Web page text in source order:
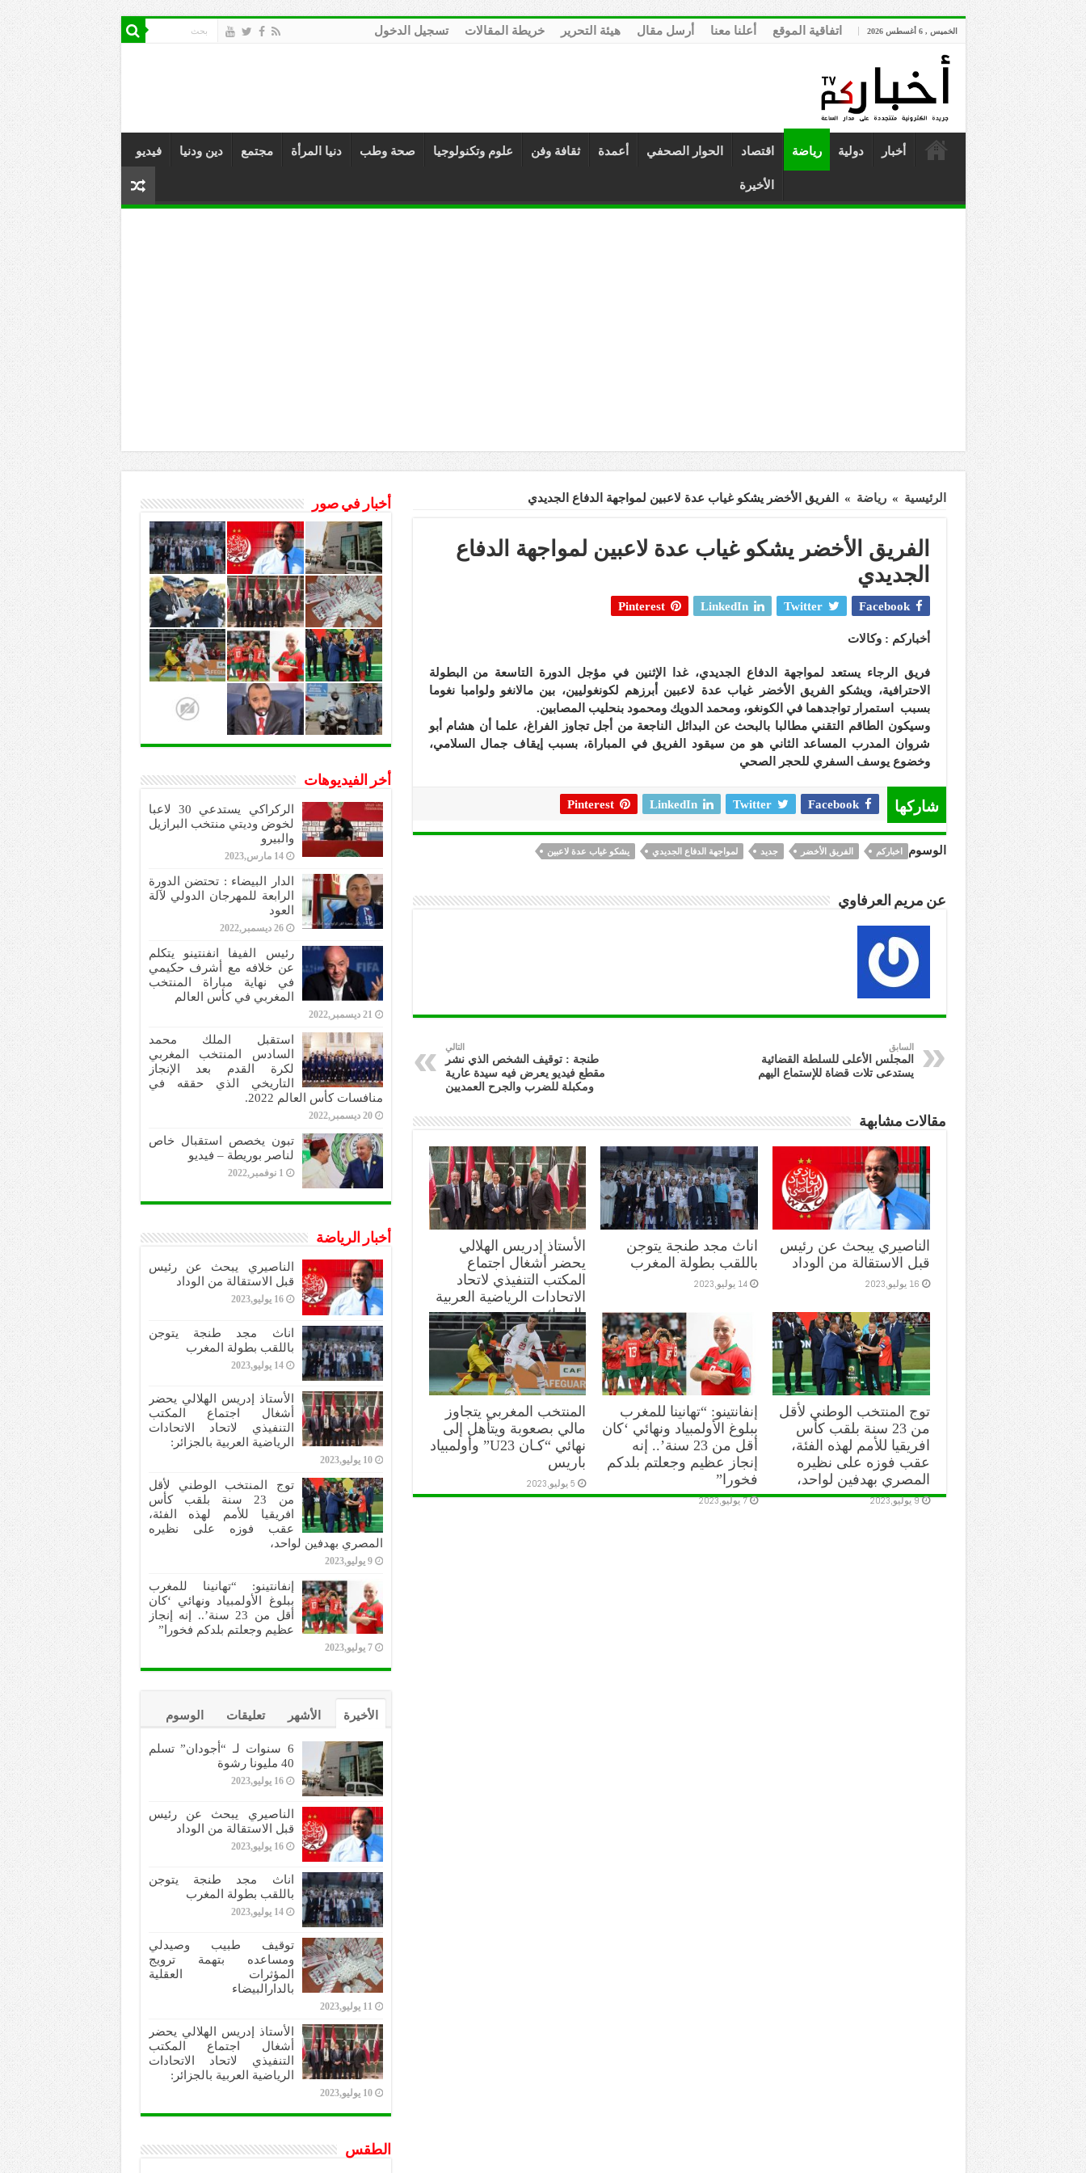
الخميس , 6 أغسطس 2026 اتفاقية الموقع أعلنا معنا أرسل مقال هيئة التحرير خريطة المقالات تسجيل الدخول
أخبار دولية رياضة اقتصاد الحوار الصحفي أعمدة ثقافة وفن علوم وتكنولوجيا صحة وطب دنيا المرأة مجتمع دين ودنيا فيديو
الأخيرة
الرئيسية » رياضة » الفريق الأخضر يشكو غياب عدة لاعبين لمواجهة الدفاع الجديدي
الفريق الأخضر يشكو غياب عدة لاعبين لمواجهة الدفاع
الجديدي
Facebook
Twitter
LinkedIn
Pinterest
أخباركم : وكالات
فريق الرجاء يستعد لمواجهة الدفاع الجديدي، غدا الإثنين في مؤجل الدورة التاسعة من البطولة
الاحترافية، ويشكو الفريق الأخضر غياب عدة لاعبين أبرزهم لكونغوليين، بين مالانغو ولوامبا نغوما
بسبب استمرار تواجدهما في الكونغو، ومحمد الدويك ومحمود بنحليب المصابين.
وسيكون الطاقم التقني مطالبا بالبحث عن البدائل الناجعة من أجل تجاوز الفراغ، علما أن هشام أبو
شروان المدرب المساعد الثاني هو من سيقود الفريق في المباراة، بسبب إيقاف جمال السلامي،
وخضوع يوسف السفري للحجر الصحي
شاركها Facebook
Twitter
LinkedIn
Pinterest
الوسوم اخباركم الفريق الأخضر جديد لمواجهة الدفاع الجديدي يشكو غياب عدة لاعبين
عن مريم العرفاوي
السابق
المجلس الأعلى للسلطة القضائية
يستدعى تلات قضاة للإستماع اليهم
التالي
طنجة : توقيف الشخص الذي نشر
مقطع فيديو يعرض فيه سيدة عارية
ومكبلة للضرب والجرح العمديين
مقالات مشابهة
الناصيري يبحث عن رئيس
قبل الاستقالة من الوداد
16 يوليو,2023
اناث مجد طنجة يتوجن
باللقب بطولة المغرب
14 يوليو,2023
الأستاذ إدريس الهلالي
يحضر أشغال اجتماع
المكتب التنفيذي لاتحاد
الاتحادات الرياضية العربية
بالجزائر:
10 يوليو,2023
توج المنتخب الوطني لأقل
من 23 سنة بلقب كأس
افريقيا للأمم لهذه الفئة،
عقب فوزه على نظيره
المصري بهدفين لواحد،
9 يوليو,2023
إنفانتينو: “تهانينا للمغرب
ببلوغ الأولمبياد ونهائي ‘كان
أقل من 23 سنة’.. إنه
إنجاز عظيم وجعلتم بلدكم
فخورا”
7 يوليو,2023
المنتخب المغربي يتجاوز
مالي بصعوبة ويتأهل إلى
نهائي “كـان U23” وأولمبياد
باريس
5 يوليو,2023
أخبار في صور
أخر الفيديوهات
الركراكي يستدعي 30 لاعبا
لخوض وديتي منتخب البرازيل
والبيرو
14 مارس,2023
الدار البيضاء : تحتضن الدورة
الرابعة للمهرجان الدولي لآلة
العود
26 ديسمبر,2022
رئيس الفيفا انفنتينو يتكلم
عن خلافه مع أشرف حكيمي
في نهاية مباراة المنتخب
المغربي في كأس العالم
21 ديسمبر,2022
استقبل الملك محمد
السادس المنتخب المغربي
لكرة القدم بعد الإنجاز
التاريخي الذي حققه في
منافسات كأس العالم 2022.
20 ديسمبر,2022
تبون يخصص استقبال خاص
لناصر بوريطة – فيديو
1 نوفمبر,2022
أخبار الرياضة
الناصيري يبحث عن رئيس
قبل الاستقالة من الوداد
16 يوليو,2023
اناث مجد طنجة يتوجن
باللقب بطولة المغرب
14 يوليو,2023
الأستاذ إدريس الهلالي يحضر
أشغال اجتماع المكتب
التنفيذي لاتحاد الاتحادات
الرياضية العربية بالجزائر:
10 يوليو,2023
توج المنتخب الوطني لأقل
من 23 سنة بلقب كأس
افريقيا للأمم لهذه الفئة،
عقب فوزه على نظيره
المصري بهدفين لواحد،
9 يوليو,2023
إنفانتينو: “تهانينا للمغرب
ببلوغ الأولمبياد ونهائي ‘كان
أقل من 23 سنة’.. إنه إنجاز
عظيم وجعلتم بلدكم فخورا”
7 يوليو,2023
الأخيرة الأشهر تعليقات الوسوم
6 سنوات لـ “أجودان” تسلم
40 مليونا رشوة
16 يوليو,2023
الناصيري يبحث عن رئيس
قبل الاستقالة من الوداد
16 يوليو,2023
اناث مجد طنجة يتوجن
باللقب بطولة المغرب
14 يوليو,2023
توقيف طبيب وصيدلي
ومساعده بتهمة ترويج
المؤثرات العقلية
بالدارالبيضاء
11 يوليو,2023
الأستاذ إدريس الهلالي يحضر
أشغال اجتماع المكتب
التنفيذي لاتحاد الاتحادات
الرياضية العربية بالجزائر:
10 يوليو,2023
الطقس